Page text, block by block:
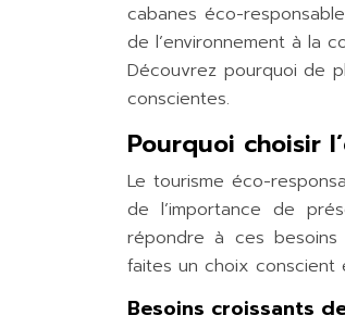
cabanes éco-
de l’environnement à la
Découvrez pourquoi de
conscientes.
Pourquoi choisir
Le tourisme éco-
de l’importance de
répondre à ces besoins
faites un choix conscient
Besoins croissants